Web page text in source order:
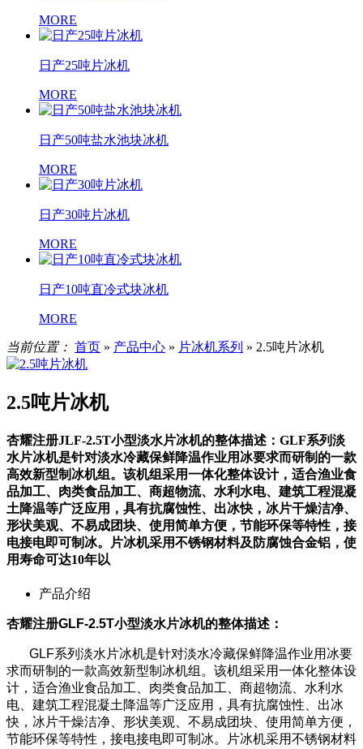
MORE
日产25吨片冰机
MORE
日产50吨盐水池块冰机
MORE
日产30吨片冰机
MORE
日产10吨直冷式块冰机
MORE
当前位置： 首页 » 产品中心 » 片冰机系列 » 2.5吨片冰机
2.5吨片冰机
杏耀注册JLF-2.5T小型淡水片冰机的整体描述：GLF系列淡
水片冰机是针对淡水冷藏保鲜降温作业用冰要求而研制的一款
高效新型制冰机组。该机组采用一体化整体设计，适合渔业食
品加工、肉类食品加工、商超物流、水利水电、建筑工程混凝
土降温等广泛应用，具有抗腐蚀性、出冰快，冰片干燥洁净、
形状美观、不易成团块、使用简单方便，节能环保等特性，接
电接电即可制冰。片冰机采用不锈钢材料及防腐蚀合金铝，使
用寿命可达10年以
产品介绍
杏耀注册GLF-2.5T小型淡水片冰机的整体描述：
GLF系列淡水片冰机是针对淡水冷藏保鲜降温作业用冰要
求而研制的一款高效新型制冰机组。该机组采用一体化整体设
计，适合渔业食品加工、肉类食品加工、商超物流、水利水
电、建筑工程混凝土降温等广泛应用，具有抗腐蚀性、出冰
快，冰片干燥洁净、形状美观、不易成团块、使用简单方便，
节能环保等特性，接电接电即可制冰。片冰机采用不锈钢材料